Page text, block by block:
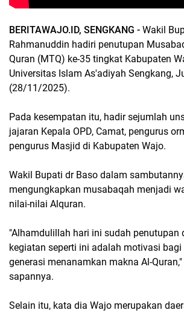
BERITAWAJO.ID, SENGKANG - Wakil
Rahmanuddin hadiri penutupan
Quran (MTQ) ke-35 tingkat Kabupaten
Universitas Islam As'adiyah Sengkang,
(28/11/2025).
Pada kesempatan itu, hadir sejumlah
jajaran Kepala OPD, Camat, pengurus
pengurus Masjid di Kabupaten Wajo.
Wakil Bupati dr Baso dalam
mengungkapkan musabaqah menjadi
nilai-nilai Alquran.
"Alhamdulillah hari ini sudah penutupan
kegiatan seperti ini adalah motivasi
generasi menanamkan makna Al-
sapannya.
Selain itu, kata dia Wajo merupakan